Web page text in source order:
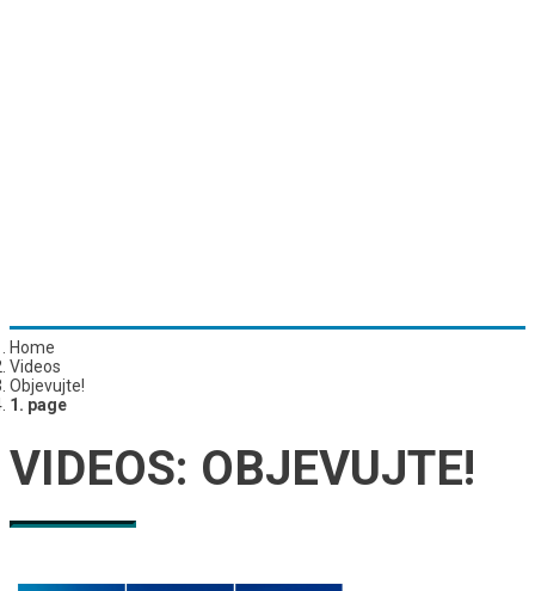
Home
Videos
Objevujte!
1. page
VIDEOS: OBJEVUJTE!